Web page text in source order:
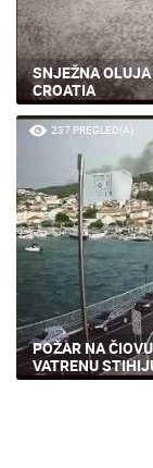
SNJEŽNA
CROATIA
237 PREGLED(A)
POŽAR NA
VATRENU